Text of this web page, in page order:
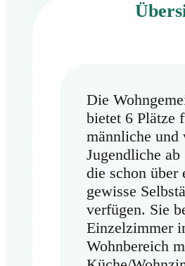
Die
bietet 6 Plätze
männliche und
Jugendliche ab
die schon über
gewisse
verfügen. Sie
Einzelzimmer
Wohnbereich